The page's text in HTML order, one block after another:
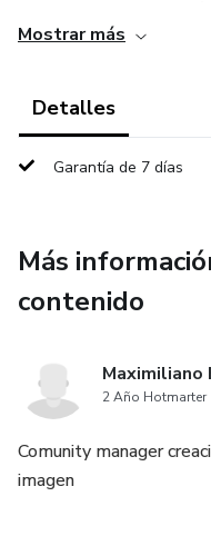
desde el principio.
que distingue a los
De la Pobreza al Éxito:
Con "Emprende con
profesional. Escucha
momento y en cualquier
Mostrar más
Detalles
Garantía de 7 días
Más
contenido
Maximiliano
2 Año Hotmarter
Comunity manager
imagen